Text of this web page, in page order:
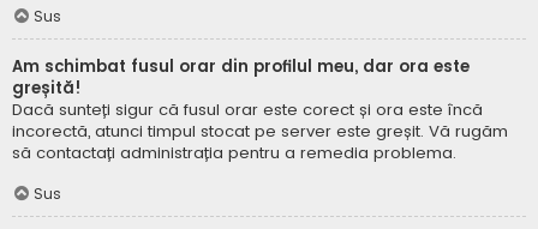
Sus
Am schimbat fusul orar din profilul meu, dar ora este
greșită!
Dacă sunteți sigur că fusul orar este corect și ora este încă
incorectă, atunci timpul stocat pe server este greșit. Vă rugăm
să contactați administrația pentru a remedia problema.
Sus